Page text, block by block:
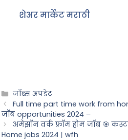
शेअर मार्केट मराठी
जॉब्स अपडेट
Full time part time work from
जॉब opportunities 2024 –
अमेझॉन वर्क फ्रॉम होम जॉब 🎯
Home jobs 2024 | wfh